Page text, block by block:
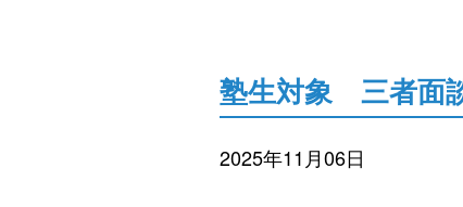
塾生対象 三者面
2025年11月06日